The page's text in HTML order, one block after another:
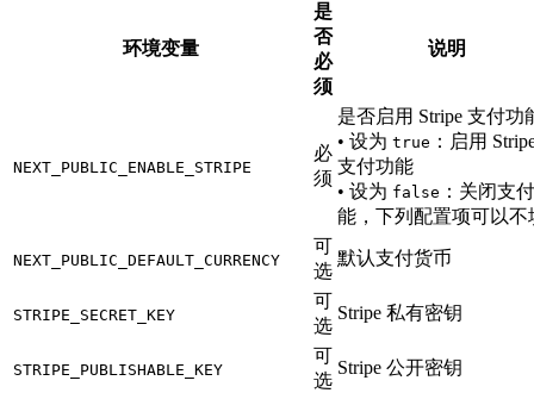
环境变量
是
否
必
须
说明
NEXT_PUBLIC_ENABLE_STRIPE
必
须
是否启用 Stripe 支付功
• 设为 true ：启用
支付功能
• 设为 false ：关闭支
能，下列配置项可以不
NEXT_PUBLIC_DEFAULT_CURRENCY
可
选
默认支付货币
STRIPE_SECRET_KEY
可
选
Stripe 私有密钥
STRIPE_PUBLISHABLE_KEY
可
选
Stripe 公开密钥